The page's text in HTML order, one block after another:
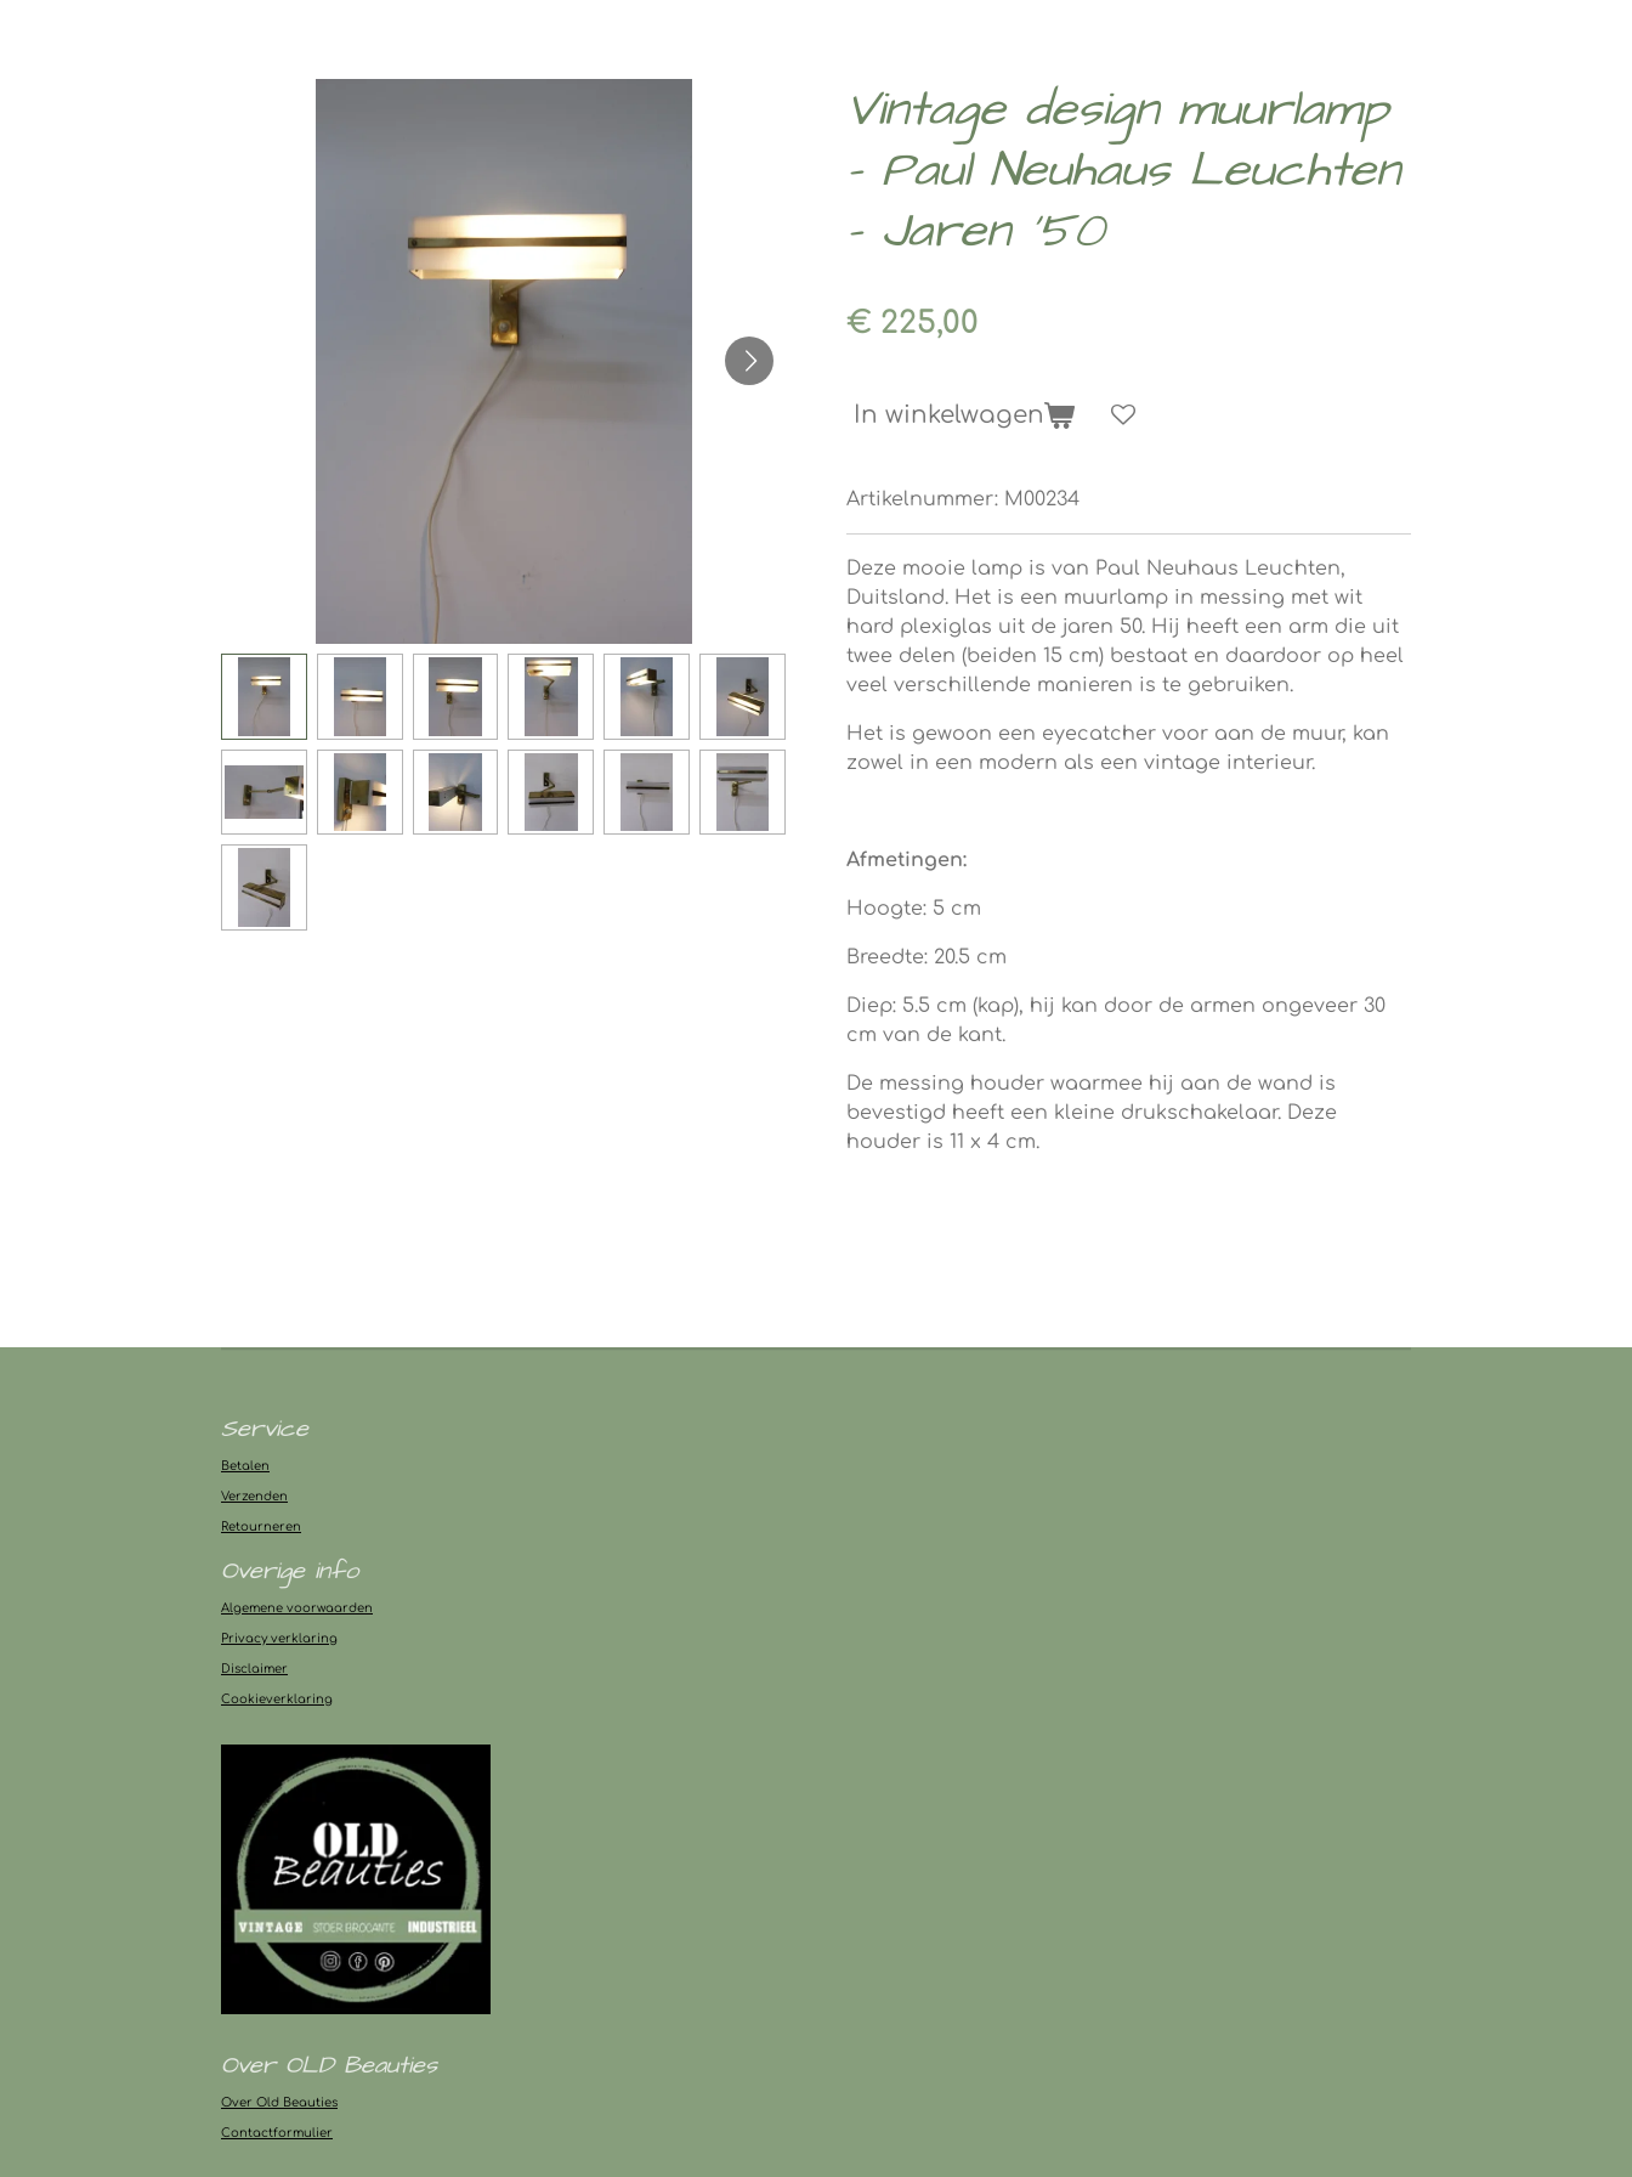
Vintage design muurlamp
- Paul Neuhaus Leuchten
- Jaren '50
€ 225,00
In winkelwagen
Artikelnummer: M00234
Deze mooie lamp is van Paul Neuhaus Leuchten,
Duitsland. Het is een muurlamp in messing met wit
hard plexiglas uit de jaren 50. Hij heeft een arm die uit
twee delen (beiden 15 cm) bestaat en daardoor op heel
veel verschillende manieren is te gebruiken.
Het is gewoon een eyecatcher voor aan de muur, kan
zowel in een modern als een vintage interieur.
Afmetingen:
Hoogte: 5 cm
Breedte: 20.5 cm
Diep: 5.5 cm (kap), hij kan door de armen ongeveer 30
cm van de kant.
De messing houder waarmee hij aan de wand is
bevestigd heeft een kleine drukschakelaar. Deze
houder is 11 x 4 cm.
Service
Betalen
Verzenden
Retourneren
Overige info
Algemene voorwaarden
Privacy verklaring
Disclaimer
Cookieverklaring
Over OLD Beauties
Over Old Beauties
Contactformulier